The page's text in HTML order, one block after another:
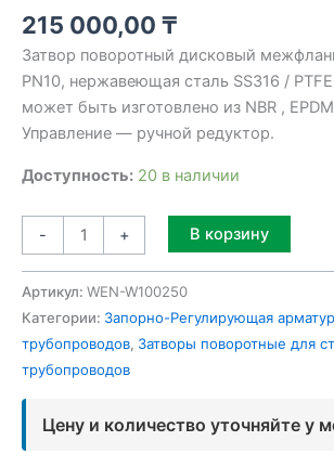
215 000,00 ₸
Затвор поворотный дисковый
PN10, нержавеющая сталь SS316 /
может быть изготовлено из NBR ,
Управление — ручной редуктор.
Доступность: 20 в наличии
- + В корзину
Артикул: WEN-W100250
Категории: Запорно-Регулирующая
трубопроводов, Затворы поворотные для
трубопроводов
Цену и количество уточняйте у